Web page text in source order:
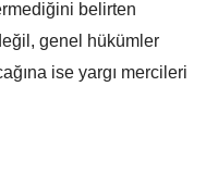
belirten
genel hükümler
ise yargı mercileri